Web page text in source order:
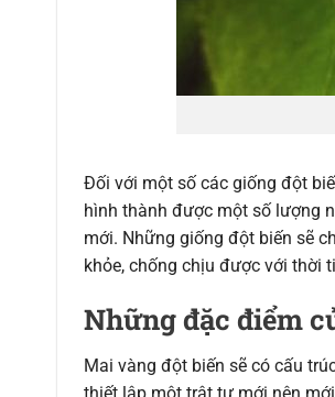
Đối với một số các giống đột
hình thành được một số lượng
mới. Những giống đột biến sẽ
khỏe, chống chịu được với thời
Những đặc điểm
Mai vàng đột biến sẽ có cấu